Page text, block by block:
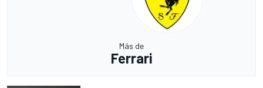
Más de
Ferrari